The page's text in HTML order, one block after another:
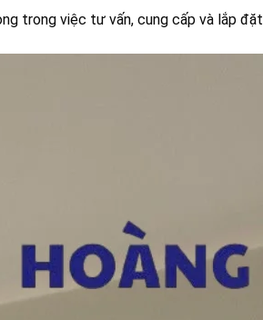
trong việc tư vấn, cung cấp và lắp đặt